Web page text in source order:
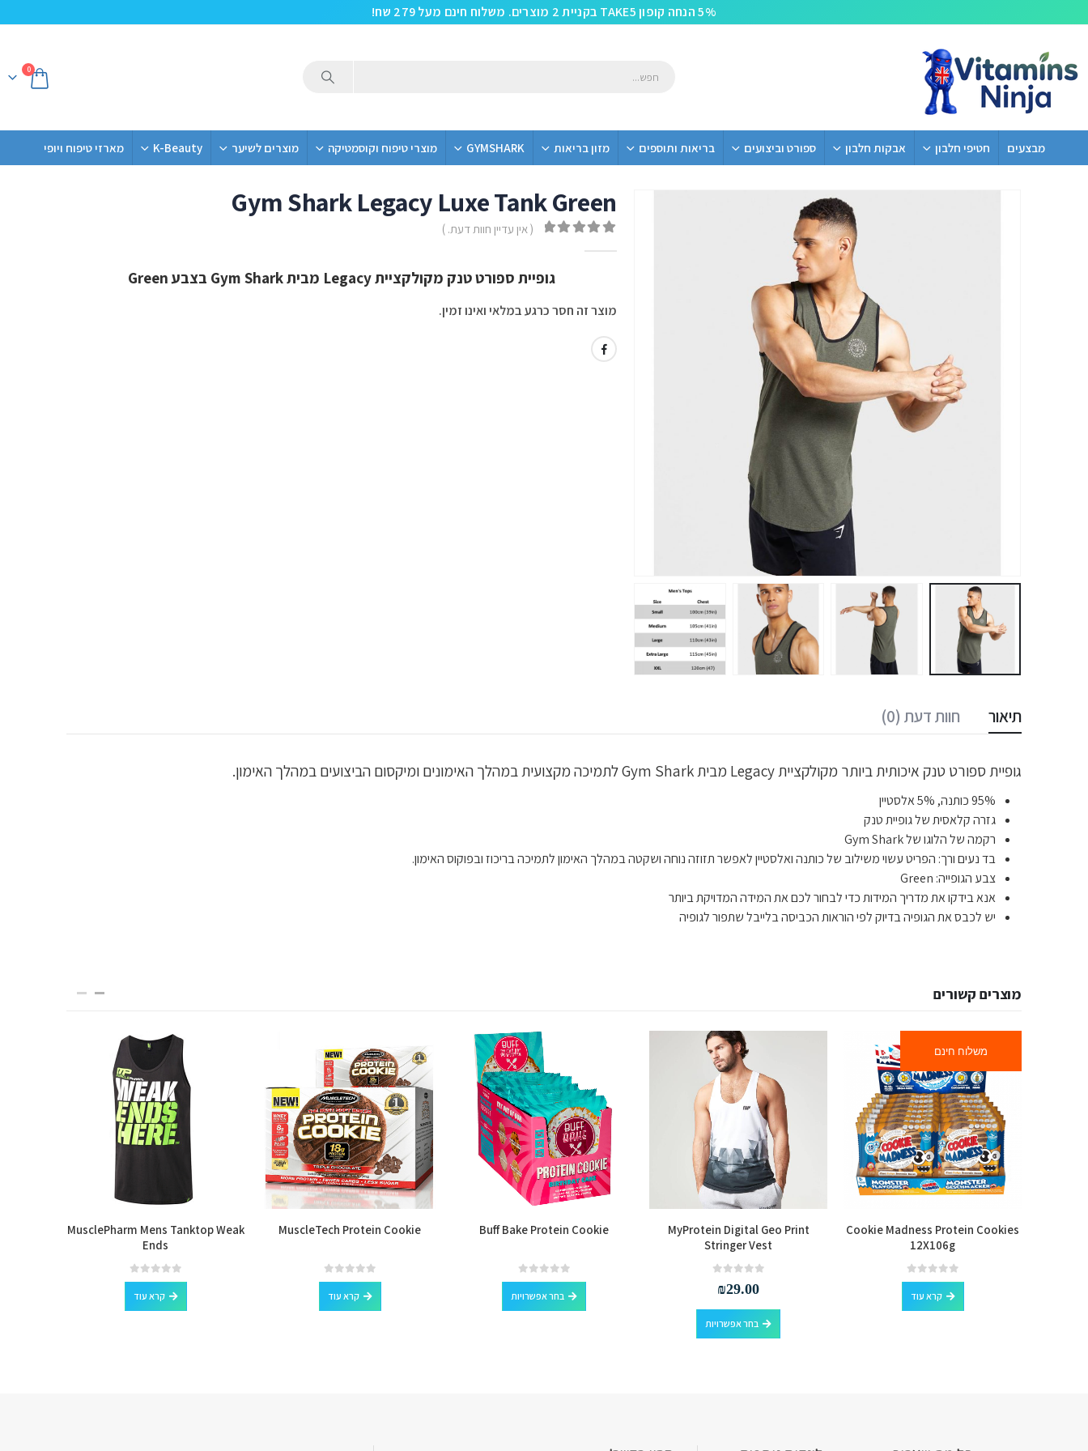
5% הנחה קופון TAKE5 בקניית 2 מוצרים. משלוח חינם מעל 279 שח!
0
מבצעים חטיפי חלבון אבקות חלבון ספורט וביצועים בריאות ותוספים מזון בריאות GYMSHARK מוצרי טיפוח וקוסמטיקה מוצרים לשיער K-Beauty מארזי טיפוח ויופי
Gym Shark Legacy Luxe Tank Green
( אין עדיין חוות דעת. )
גופיית ספורט טנק מקולקציית Legacy מבית Gym Shark בצבע Green
מוצר זה חסר כרגע במלאי ואינו זמין.
תיאור חוות דעת (0)
גופיית ספורט טנק איכותית ביותר מקולקציית Legacy מבית Gym Shark לתמיכה מקצועית במהלך האימונים ומיקסום הביצועים במהלך האימון.
95% כותנה, 5% אלסטיין
גזרה קלאסית של גופיית טנק
רקמה של הלוגו של Gym Shark
בד נעים ורך: הפריט עשוי משילוב של כותנה ואלסטיין לאפשר תזוזה נוחה ושקטה במהלך האימון לתמיכה בריכוז ובפוקוס האימון.
צבע הגופייה: Green
אנא בידקו את מדריך המידות כדי לבחור לכם את המידה המדויקת ביותר
יש לכבס את הגופיה בדיוק לפי הוראות הכביסה בלייבל שתפור לגופיה
מוצרים קשורים
משלוח חינם
Cookie Madness Protein Cookies
12X106g
0
out of 5
קרא עוד
MyProtein Digital Geo Print
Stringer Vest
₪29.00
בחר אפשרויות
למוצר זה יש מספר סוגים. ניתן לבחור את האפשרויות בעמוד המוצר
Buff Bake Protein Cookie
0
out of 5
בחר אפשרויות
למוצר זה יש מספר סוגים. ניתן לבחור את האפשרויות בעמוד המוצר
MuscleTech Protein Cookie
0
out of 5
קרא עוד
MusclePharm Mens Tanktop Weak
Ends
0
out of 5
קרא עוד